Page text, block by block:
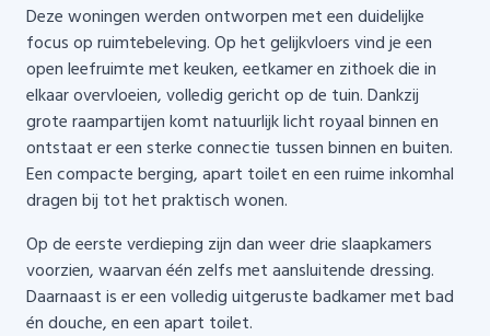
Deze woningen werden ontworpen met een duidelijke
focus op ruimtebeleving. Op het gelijkvloers vind je een
open leefruimte met keuken, eetkamer en zithoek die in
elkaar overvloeien, volledig gericht op de tuin. Dankzij
grote raampartijen komt natuurlijk licht royaal binnen en
ontstaat er een sterke connectie tussen binnen en buiten.
Een compacte berging, apart toilet en een ruime inkomhal
dragen bij tot het praktisch wonen.
Op de eerste verdieping zijn dan weer drie slaapkamers
voorzien, waarvan één zelfs met aansluitende dressing.
Daarnaast is er een volledig uitgeruste badkamer met bad
én douche, en een apart toilet.